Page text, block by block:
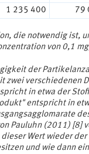
1 235 400 79
die notwendig ist,
von 0,1
der
zwei verschiedenen
in etwa der
entspricht in
Pauluhn (2011) [8]
Wert wieder
und wie dann